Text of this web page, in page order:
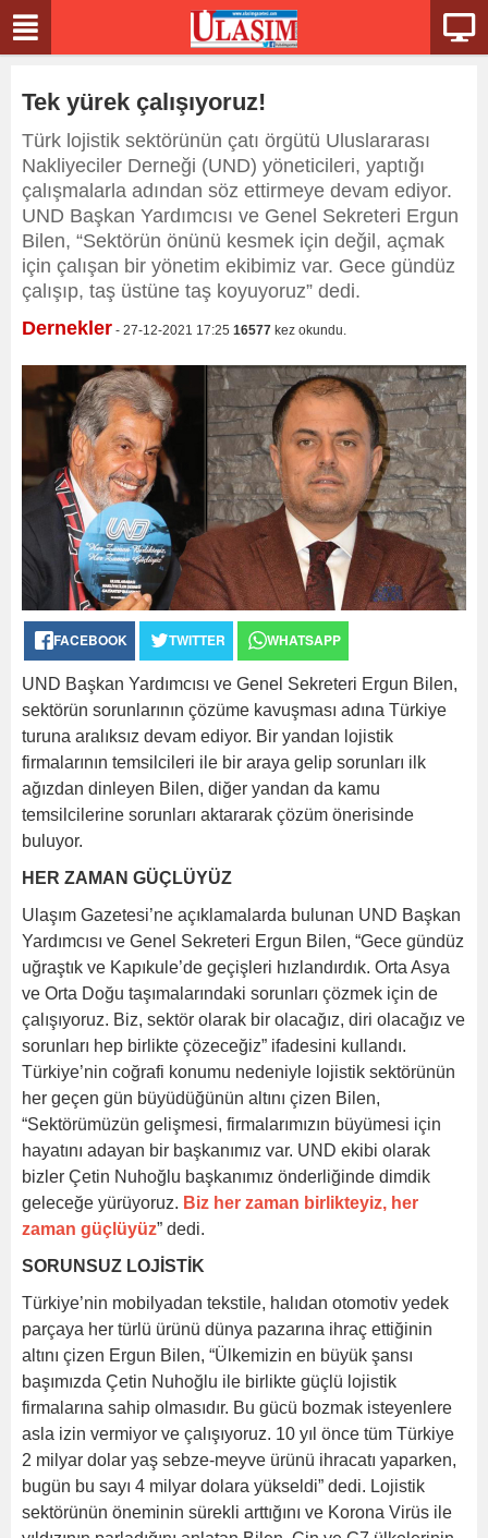
Tek yürek çalışıyoruz!
Türk lojistik sektörünün çatı örgütü Uluslararası
Nakliyeciler Derneği (UND) yöneticileri, yaptığı
çalışmalarla adından söz ettirmeye devam ediyor.
UND Başkan Yardımcısı ve Genel Sekreteri Ergun
Bilen, “Sektörün önünü kesmek için değil, açmak
için çalışan bir yönetim ekibimiz var. Gece gündüz
çalışıp, taş üstüne taş koyuyoruz” dedi.
Dernekler - 27-12-2021 17:25 16577 kez okundu.
FACEBOOK TWITTER WHATSAPP
UND Başkan Yardımcısı ve Genel Sekreteri Ergun Bilen,
sektörün sorunlarının çözüme kavuşması adına Türkiye
turuna aralıksız devam ediyor. Bir yandan lojistik
firmalarının temsilcileri ile bir araya gelip sorunları ilk
ağızdan dinleyen Bilen, diğer yandan da kamu
temsilcilerine sorunları aktararak çözüm önerisinde
buluyor.
HER ZAMAN GÜÇLÜYÜZ
Ulaşım Gazetesi’ne açıklamalarda bulunan UND Başkan
Yardımcısı ve Genel Sekreteri Ergun Bilen, “Gece gündüz
uğraştık ve Kapıkule’de geçişleri hızlandırdık. Orta Asya
ve Orta Doğu taşımalarındaki sorunları çözmek için de
çalışıyoruz. Biz, sektör olarak bir olacağız, diri olacağız ve
sorunları hep birlikte çözeceğiz” ifadesini kullandı.
Türkiye’nin coğrafi konumu nedeniyle lojistik sektörünün
her geçen gün büyüdüğünün altını çizen Bilen,
“Sektörümüzün gelişmesi, firmalarımızın büyümesi için
hayatını adayan bir başkanımız var. UND ekibi olarak
bizler Çetin Nuhoğlu başkanımız önderliğinde dimdik
geleceğe yürüyoruz. Biz her zaman birlikteyiz, her
zaman güçlüyüz” dedi.
SORUNSUZ LOJİSTİK
Türkiye’nin mobilyadan tekstile, halıdan otomotiv yedek
parçaya her türlü ürünü dünya pazarına ihraç ettiğinin
altını çizen Ergun Bilen, “Ülkemizin en büyük şansı
başımızda Çetin Nuhoğlu ile birlikte güçlü lojistik
firmalarına sahip olmasıdır. Bu gücü bozmak isteyenlere
asla izin vermiyor ve çalışıyoruz. 10 yıl önce tüm Türkiye
2 milyar dolar yaş sebze-meyve ürünü ihracatı yaparken,
bugün bu sayı 4 milyar dolara yükseldi” dedi. Lojistik
sektörünün öneminin sürekli arttığını ve Korona Virüs ile